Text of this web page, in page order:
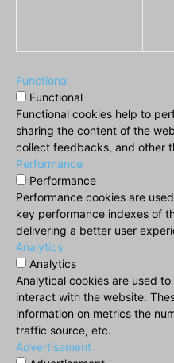
Functional
Functional
Functional cookies help to
sharing the content of the
collect feedbacks, and other
Performance
Performance
Performance cookies are
key performance indexes of
delivering a better user
Analytics
Analytics
Analytical cookies are used
interact with the website.
information on metrics the
traffic source, etc.
Advertisement